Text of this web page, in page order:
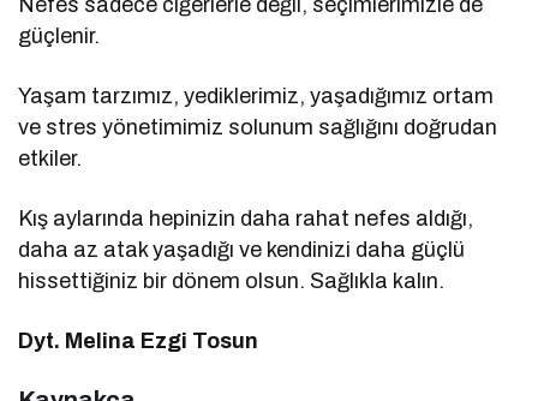
güçlenir.
Yaşam tarzımız, yediklerimiz, yaşadığımız ortam
ve stres yönetimimiz solunum sağlığını doğrudan
etkiler.
Kış aylarında hepinizin daha rahat nefes aldığı,
daha az atak yaşadığı ve kendinizi daha güçlü
hissettiğiniz bir dönem olsun. Sağlıkla kalın.
Dyt. Melina Ezgi Tosun